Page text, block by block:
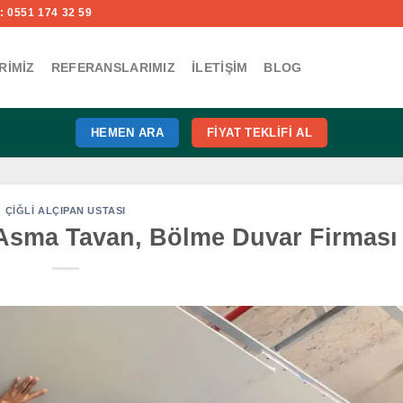
0551 174 32 59
REFERANSLARIMIZ İLETIŞIM BLOG
HEMEN ARA FIYAT TEKLIFI AL
ÇIĞLI ALÇIPAN USTASI
Tavan, Bölme Duvar Firması